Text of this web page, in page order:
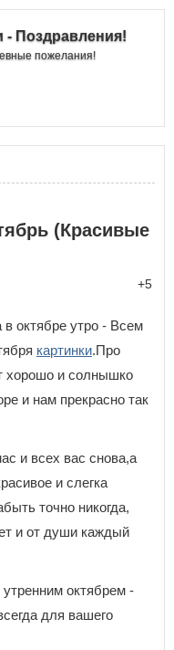
- Поздравления!
пожелания!
(Красивые
+5
в октябре утро - Всем
картинки.Про
хорошо и солнышко
и нам прекрасно так
и всех вас снова,а
и слегка
точно никогда,
и от души каждый
утренним октябрем -
для вашего